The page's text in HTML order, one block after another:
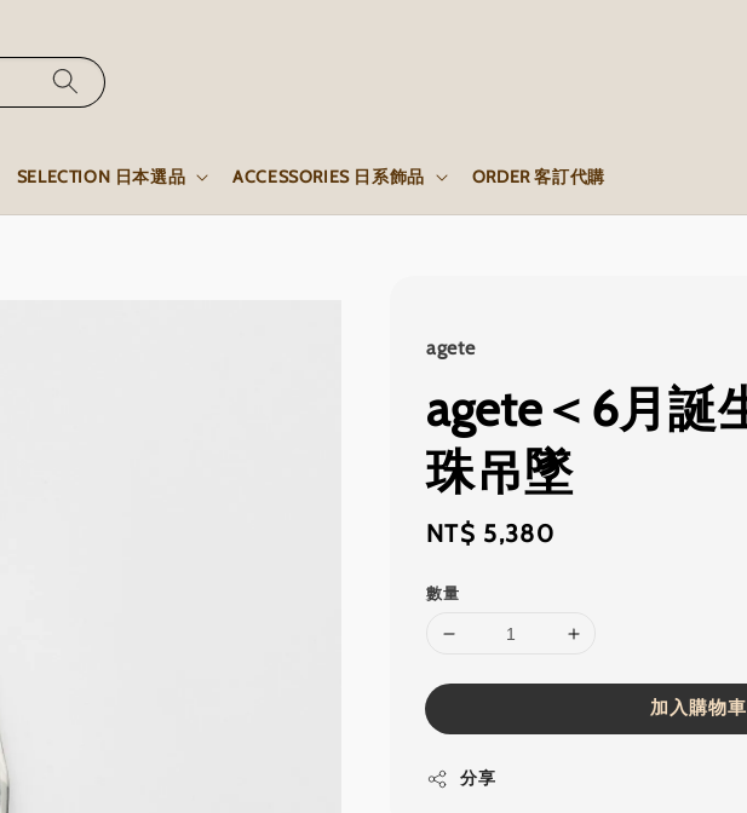
SELECTION 日本選品 ACCESSORIES 日系飾品 ORDER 客訂代購
agete
agete＜6月誕
珠吊墜
Regular
NT$ 5,380
數量
加入購物車
分享